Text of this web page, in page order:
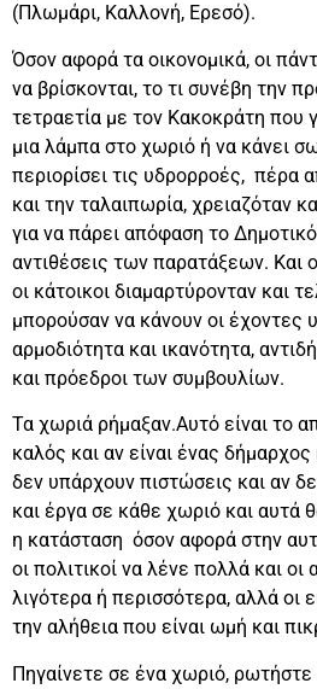
(Πλωμάρι, Καλλονή, Ερεσό).
Όσον αφορά τα οικονομικά, οι
να βρίσκονται, το τι συνέβη την
τετραετία με τον Κακοκράτη που
μια λάμπα στο χωριό ή να κάνει
περιορίσει τις υδρορροές, πέρα
και την ταλαιπωρία, χρειαζόταν
για να πάρει απόφαση το
αντιθέσεις των παρατάξεων. Και
οι κάτοικοι διαμαρτύρονταν και
μπορούσαν να κάνουν οι έχοντες
αρμοδιότητα και ικανότητα,
και πρόεδροι των συμβουλίων.
Τα χωριά ρήμαξαν.Αυτό είναι το
καλός και αν είναι ένας
δεν υπάρχουν πιστώσεις και αν
και έργα σε κάθε χωριό και αυτά
η κατάσταση όσον αφορά στην
οι πολιτικοί να λένε πολλά και οι
λιγότερα ή περισσότερα, αλλά οι
την αλήθεια που είναι ωμή και
Πηγαίνετε σε ένα χωριό, ρωτήστε